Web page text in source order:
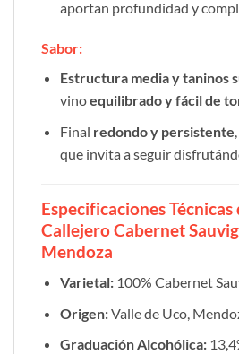
aportan profundidad y
Sabor:
Estructura media y taninos
vinoequilibrado y fácil de
Final redondo y persistente
que invita a seguir
Especificaciones
Callejero Cabernet
Mendoza
Varietal:100% Cabernet
Origen:Valle de Uco,
Graduación Alcohólica: